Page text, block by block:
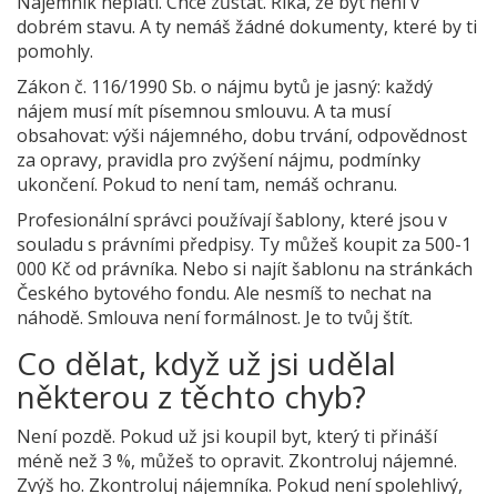
dobrém stavu. A ty nemáš žádné dokumenty, které by ti
pomohly.
Zákon č. 116/1990 Sb. o nájmu bytů je jasný: každý
nájem musí mít písemnou smlouvu. A ta musí
obsahovat: výši nájemného, dobu trvání, odpovědnost
za opravy, pravidla pro zvýšení nájmu, podmínky
ukončení. Pokud to není tam, nemáš ochranu.
Profesionální správci používají šablony, které jsou v
souladu s právními předpisy. Ty můžeš koupit za 500-1
000 Kč od právníka. Nebo si najít šablonu na stránkách
Českého bytového fondu. Ale nesmíš to nechat na
náhodě. Smlouva není formálnost. Je to tvůj štít.
Co dělat, když už jsi udělal
některou z těchto chyb?
Není pozdě. Pokud už jsi koupil byt, který ti přináší
méně než 3 %, můžeš to opravit. Zkontroluj nájemné.
Zvýš ho. Zkontroluj nájemníka. Pokud není spolehlivý,